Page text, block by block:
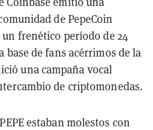
de PepeCoin
frenético período de 24
base de fans acérrimos de la
una campaña vocal
de criptomonedas.
estaban molestos con